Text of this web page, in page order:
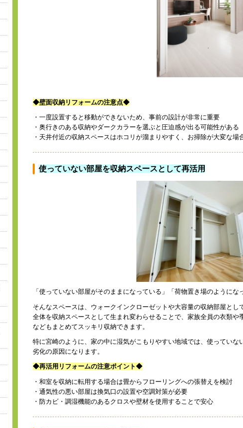
◆壁面収納リフォームの注意点◆
・一度設置すると移動ができないため、事前の設計が非常に重要
・奥行きのある収納やダークカラーを選ぶと圧迫感が出る可能性がある
・天井付近の収納スペースはホコリが溜まりやすく、お掃除が大変な場
使っていない部屋を収納スペースとして再活用
「使っていない部屋がそのままになっている」「荷物置き場のように
そんなスペースは、ウォークインクローゼットや大容量の収納部屋と
全体を収納スペースとして生まれ変わらせることで、家族全員の衣類
などもまとめてスッキリ収納できます。
特に宮崎のように、家の中に湿気がこもりやすい地域では、使ってい
劣化の原因になります。
◆再活用リフォームの注意ポイント◆
・和室を収納に転用する場合は畳からフローリングへの張替えを検討
・通気性の悪い部屋は換気口の設置や空調対策が必要
・防カビ・調湿機能のあるクロスや壁材を使用することで安心